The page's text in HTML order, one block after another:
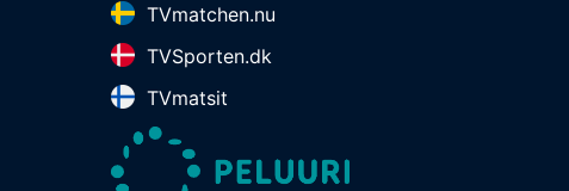
TVmatchen.nu
TVSporten.dk
TVmatsit